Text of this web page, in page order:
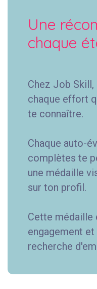
Une
chaque
Chez Job
chaque effort
te connaître.
Chaque auto-
complètes te
une médaille
sur ton profil.
Cette médaille
engagement
recherche